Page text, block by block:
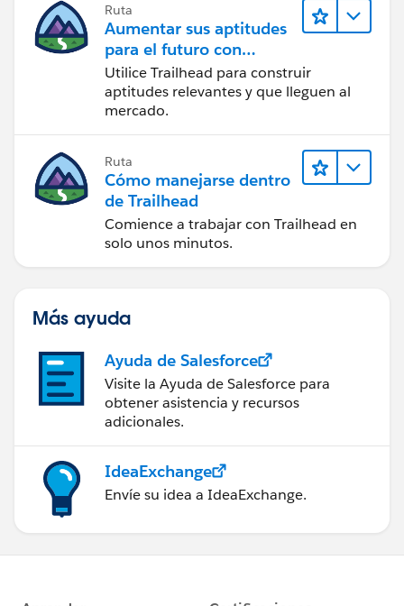
Ruta
Aumentar sus aptitudes
para el futuro con
Trailhead
Utilice Trailhead para construir
aptitudes relevantes y que lleguen al
mercado.
Ruta
Cómo manejarse dentro
de Trailhead
Comience a trabajar con Trailhead en
solo unos minutos.
Más ayuda
Ayuda de Salesforce
Visite la Ayuda de Salesforce para
obtener asistencia y recursos
adicionales.
IdeaExchange
Envíe su idea a IdeaExchange.